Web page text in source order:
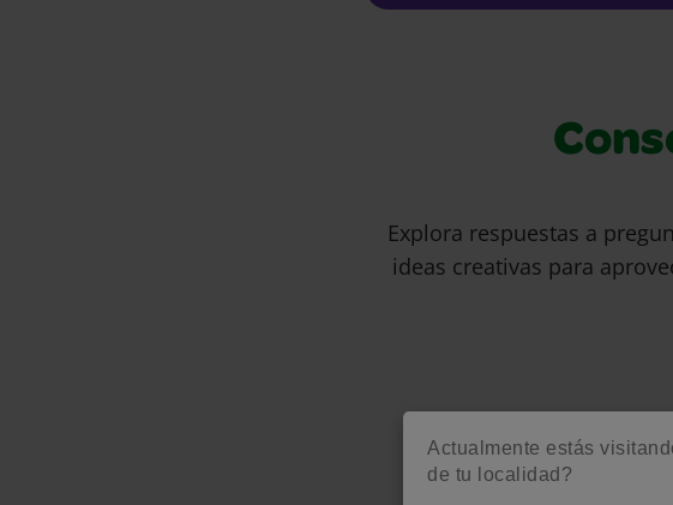
Actualmente estás
de tu localidad?
Explora respuestas a
ideas creativas para